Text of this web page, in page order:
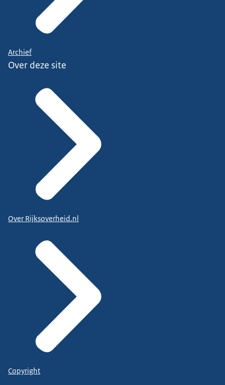
Archief
Over deze site
Over Rijksoverheid.nl
Copyright